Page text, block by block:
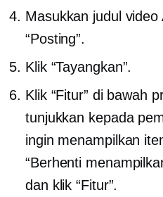
Masukkan judul video
“Posting”.
Klik “Tayangkan”.
Klik “Fitur” di bawah
tunjukkan kepada
ingin menampilkan
“Berhenti
dan klik “Fitur”.